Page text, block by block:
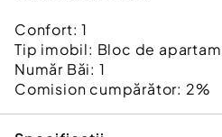
Confort:1
Tip imobil: Bloc de
Număr Băi: 1
Comision cumpărător: 2%